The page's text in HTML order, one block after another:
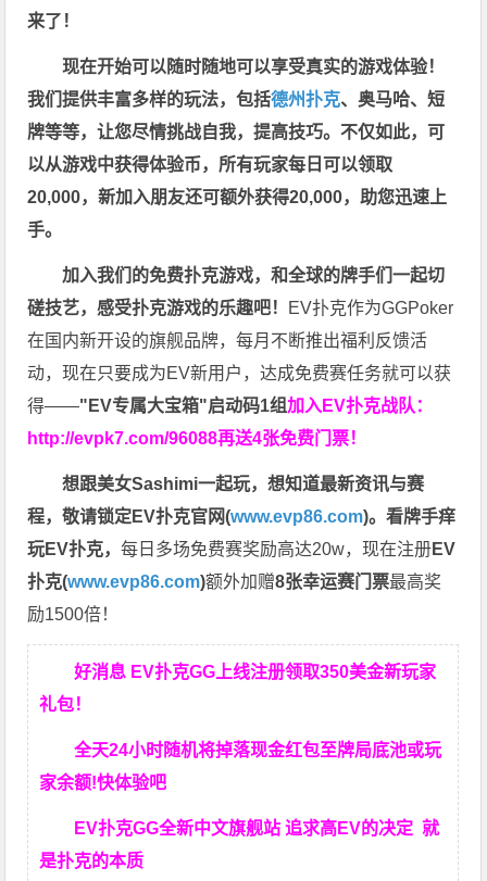
来了！
现在开始可以随时随地可以享受真实的游戏体验！
我们提供丰富多样的玩法，包括德州扑克、奥马哈、短
牌等等，让您尽情挑战自我，提高技巧。不仅如此， 可
以从游戏中获得体验币，所有玩家每日可以领取
20,000，新加入朋友还可额外获得20,000，助您迅速上
手。
加入我们的免费扑克游戏，和全球的牌手们一起切
磋技艺，感受扑克游戏的乐趣吧！ EV扑克作为GGPoker
在国内新开设的旗舰品牌，每月不断推出福利反馈活
动，现在只要成为EV新用户，达成免费赛任务就可以获
得——"EV专属大宝箱"启动码1组加入EV扑克战队：
http://evpk7.com/96088再送4张免费门票！
想跟美女Sashimi一起玩，想知道最新资讯与赛
程，敬请锁定EV扑克官网(www.evp86.com)。看牌手痒
玩EV扑克，每日多场免费赛奖励高达20w，现在注册EV
扑克(www.evp86.com)额外加赠8张幸运赛门票最高奖
励1500倍！
好消息 EV扑克GG上线注册领取350美金新玩家
礼包！
全天24小时随机将掉落现金红包至牌局底池或玩
家余额!快体验吧
EV扑克GG全新中文旗舰站 追求高EV的决定就
是扑克的本质